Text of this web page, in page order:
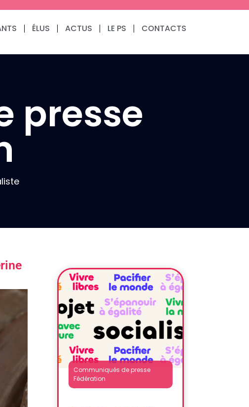
ÉLUS ACTUS LE PS CONTACTS
presse
Communiqués de presse
Fédération
Communiqués de presse
Fédération
25.6.2026 – Le projet
socialiste adopté à 83 % !